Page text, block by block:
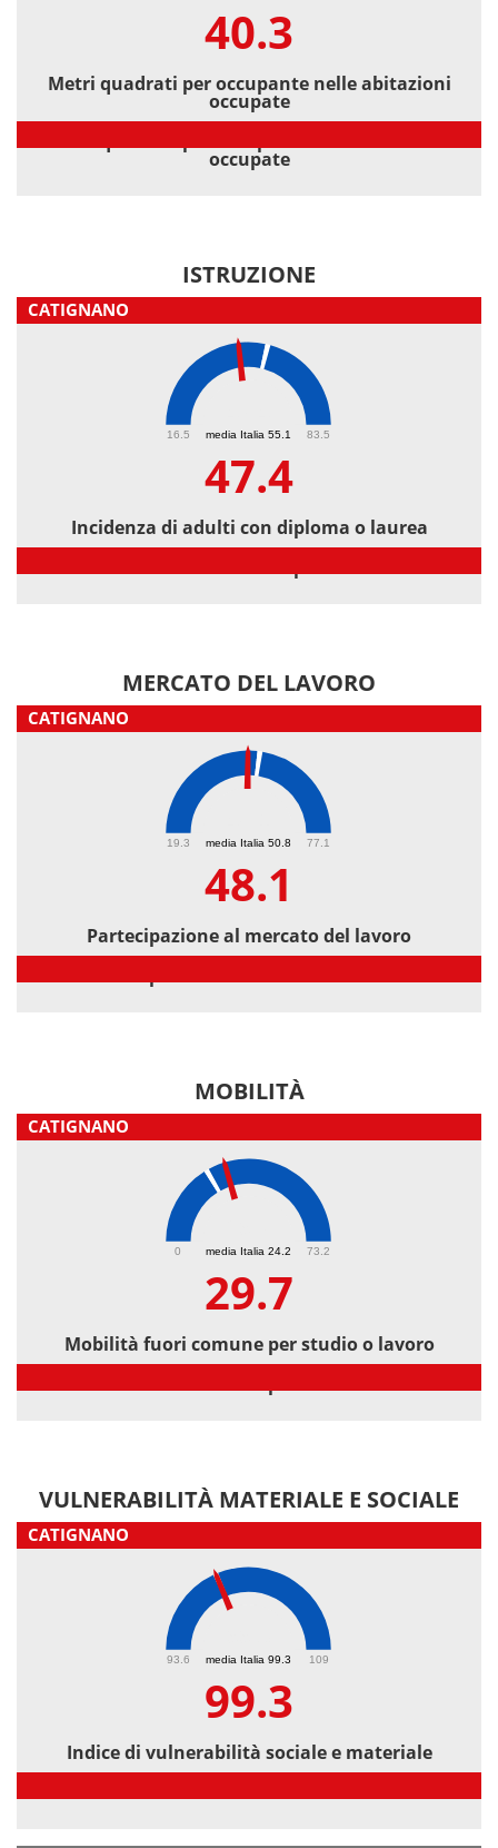
40.3
Metri quadrati per occupante nelle abitazioni
occupate
occupate
ISTRUZIONE
CATIGNANO
media Italia 55.1
16.5 83.5
47.4
Incidenza di adulti con diploma o laurea
MERCATO DEL LAVORO
CATIGNANO
media Italia 50.8
19.3 77.1
48.1
Partecipazione al mercato del lavoro
MOBILITÀ
CATIGNANO
media Italia 24.2
0 73.2
29.7
Mobilità fuori comune per studio o lavoro
VULNERABILITÀ MATERIALE E SOCIALE
CATIGNANO
media Italia 99.3
93.6 109
99.3
Indice di vulnerabilità sociale e materiale